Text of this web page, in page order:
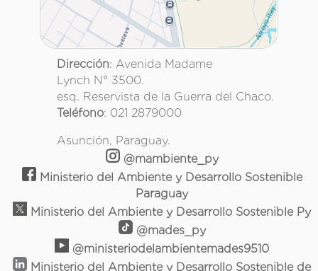
Dirección: Avenida Madame
Lynch N° 3500.
esq. Reservista de la Guerra del Chaco.
Teléfono: 021 2879000
Asunción, Paraguay.
@mambiente_py
Ministerio del Ambiente y Desarrollo Sostenible
Paraguay
Ministerio del Ambiente y Desarrollo Sostenible Py
@mades_py
@ministeriodelambientemades9510
Ministerio del Ambiente y Desarrollo Sostenible de